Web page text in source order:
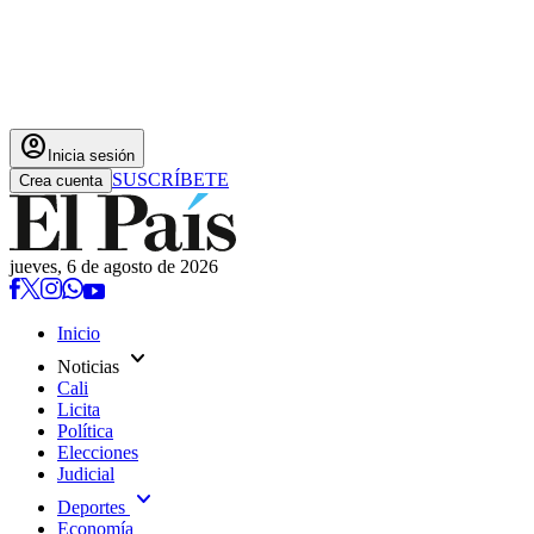
account_circle Inicia sesión
Crea cuenta SUSCRÍBETE
jueves, 6 de agosto de 2026
Inicio
Noticias expand_more
Cali
Licita
Política
Elecciones
Judicial
Deportes expand_more
Economía